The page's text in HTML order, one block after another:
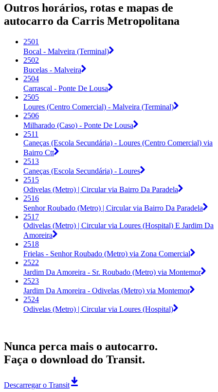
Outros horários, rotas e mapas de
autocarro da Carris Metropolitana
2501
Bocal - Malveira (Terminal)
2502
Bucelas - Malveira
2504
Carrascal - Ponte De Lousa
2505
Loures (Centro Comercial) - Malveira (Terminal)
2506
Milharado (Caso) - Ponte De Lousa
2511
Caneças (Escola Secundária) - Loures (Centro Comercial) via
Bairro Ctt
2513
Caneças (Escola Secundária) - Loures
2515
Odivelas (Metro) | Circular via Bairro Da Paradela
2516
Senhor Roubado (Metro) | Circular via Bairro Da Paradela
2517
Odivelas (Metro) | Circular via Loures (Hospital) E Jardim Da
Amoreira
2518
Frielas - Senhor Roubado (Metro) via Zona Comercial
2522
Jardim Da Amoreira - Sr. Roubado (Metro) via Montemor
2523
Jardim Da Amoreira - Odivelas (Metro) via Montemor
2524
Odivelas (Metro) | Circular via Loures (Hospital)
Nunca perca mais o autocarro.
Faça o download do Transit.
Descarregar o Transit